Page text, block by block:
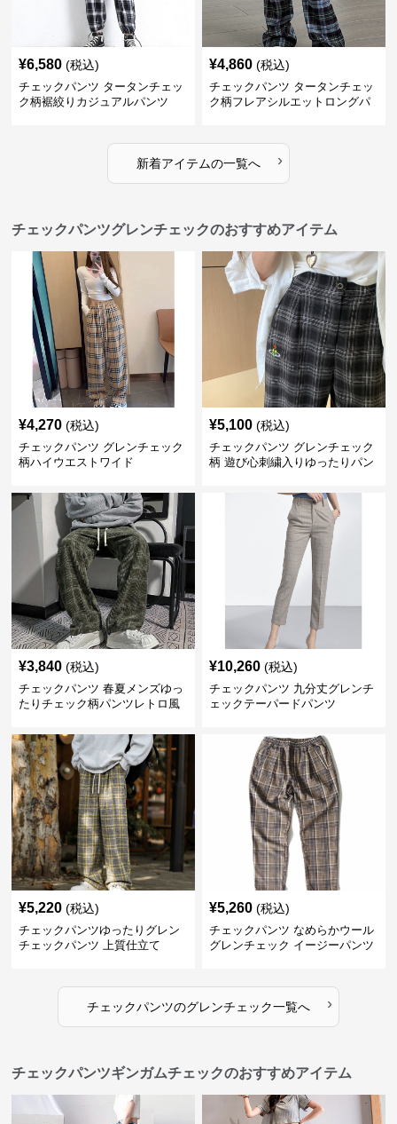
¥6,580 (税込)
チェックパンツ タータンチェッ
ク柄裾絞りカジュアルパンツ
¥4,860 (税込)
チェックパンツ タータンチェッ
ク柄フレアシルエットロングパ
新着アイテムの一覧へ ›
チェックパンツグレンチェックのおすすめアイテム
¥4,270 (税込)
チェックパンツ グレンチェック
柄ハイウエストワイド
¥5,100 (税込)
チェックパンツ グレンチェック
柄 遊び心刺繍入りゆったりパン
¥3,840 (税込)
チェックパンツ 春夏メンズゆっ
たりチェック柄パンツレトロ風
¥10,260 (税込)
チェックパンツ 九分丈グレンチ
ェックテーパードパンツ
¥5,220 (税込)
チェックパンツゆったりグレン
チェックパンツ 上質仕立て
¥5,260 (税込)
チェックパンツ なめらかウール
グレンチェック イージーパンツ
チェックパンツのグレンチェック一覧へ ›
チェックパンツギンガムチェックのおすすめアイテム